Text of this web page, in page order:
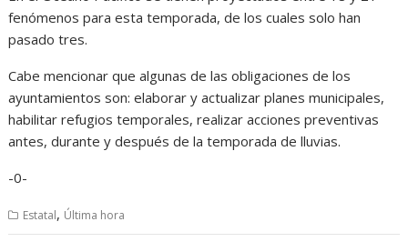
fenómenos para esta temporada, de los cuales solo han
pasado tres.
Cabe mencionar que algunas de las obligaciones de los
ayuntamientos son: elaborar y actualizar planes municipales,
habilitar refugios temporales, realizar acciones preventivas
antes, durante y después de la temporada de lluvias.
-0-
Estatal, Última hora